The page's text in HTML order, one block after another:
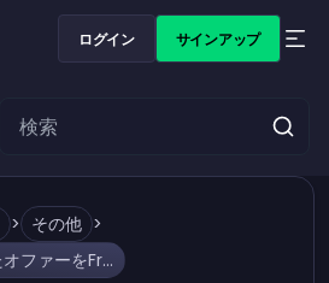
ログイン サインアップ
> その他 >
他のサイトで完了したオファーをFreecashで再度行うことはできますか？